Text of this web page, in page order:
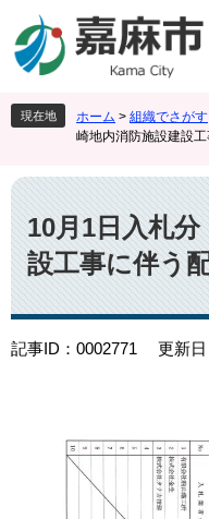
ジ
先
頭
。
ュ
を
飛
て
本
文
へ
現在地 ホーム > 組織でさがす
崎地内消防施設建設工
本
文
10月1日入札
設工事に伴う
記事ID：0002771 更新